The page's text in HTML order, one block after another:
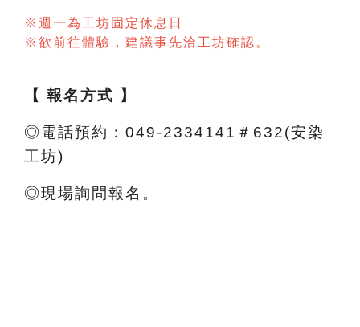
※週一為工坊固定休息日
※欲前往體驗，建議事先洽工坊確認。
【 報名方式 】
◎電話預約：049-2334141＃632(安染
工坊)
◎現場詢問報名。